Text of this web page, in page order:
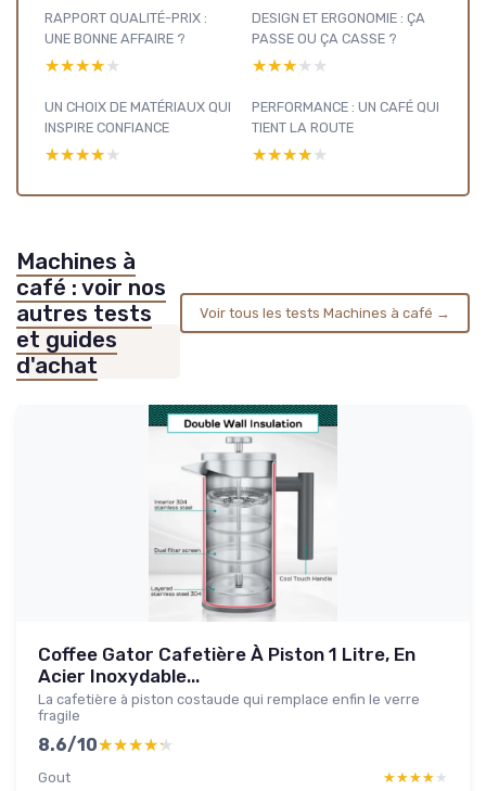
RAPPORT QUALITÉ-PRIX :
UNE BONNE AFFAIRE ?
★★★★★
★★★★★
DESIGN ET ERGONOMIE : ÇA
PASSE OU ÇA CASSE ?
★★★★★
★★★★★
UN CHOIX DE MATÉRIAUX QUI
INSPIRE CONFIANCE
★★★★★
★★★★★
PERFORMANCE : UN CAFÉ QUI
TIENT LA ROUTE
★★★★★
★★★★★
Machines à
café : voir nos
autres tests
et guides
d'achat
Voir tous les tests Machines à café →
Coffee Gator Cafetière À Piston 1 Litre, En
Acier Inoxydable...
La cafetière à piston costaude qui remplace enfin le verre
fragile
8.6/10★★★★★
★★★★★
Gout ★★★★★
★★★★★